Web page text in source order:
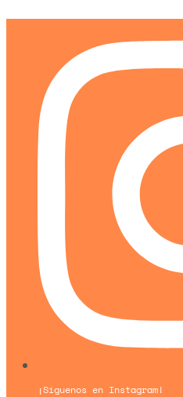
Ir
contenido
¡Síguenos en Instagram!